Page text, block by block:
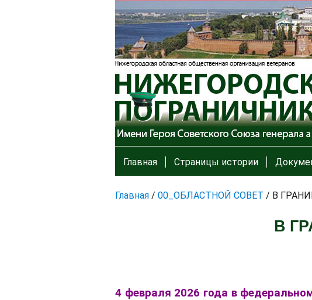
Главная Страницы истории
Главная / 00_ОБЛАСТНОЙ СОВЕТ / В
В
4 февраля 2026 года в